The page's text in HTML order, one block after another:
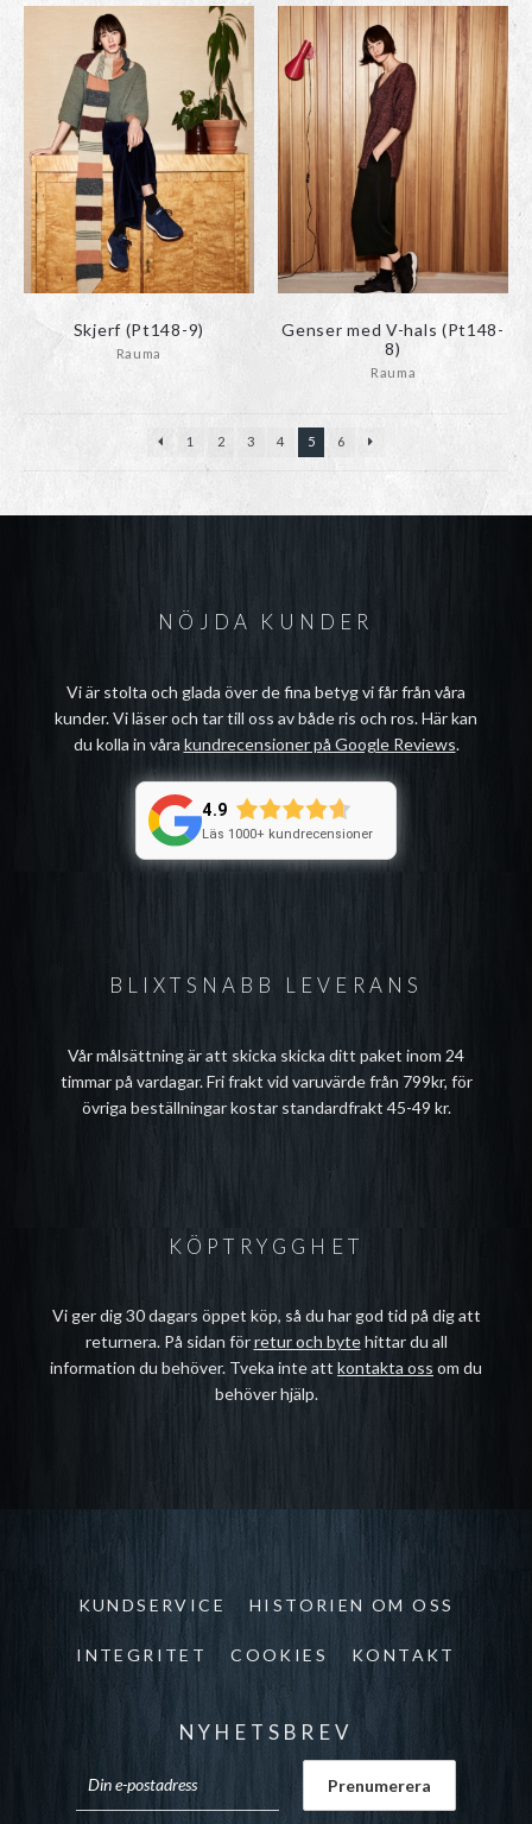
Skjerf (Pt148-9)
Rauma
Genser med V-hals (Pt148-
8)
Rauma
1 2 3 4 5 6
BLIXTSNABB LEVERANS
Vår målsättning är att skicka skicka ditt paket inom 24
timmar på vardagar. Fri frakt vid varuvärde från 799kr, för
övriga beställningar kostar standardfrakt 45-49 kr.
NÖJDA KUNDER
Vi är stolta och glada över de fina betyg vi får från våra
kunder. Vi läser och tar till oss av både ris och ros. Här kan
du kolla in våra kundrecensioner på Google Reviews.
4.9
Läs 1000+ kundrecensioner
KÖPTRYGGHET
Vi ger dig 30 dagars öppet köp, så du har god tid på dig att
returnera. På sidan förretur och bytehittar du all
information du behöver. Tveka inte att kontakta oss om du
behöver hjälp.
KUNDSERVICE HISTORIEN OM OSS
INTEGRITET COOKIES KONTAKT
NYHETSBREV